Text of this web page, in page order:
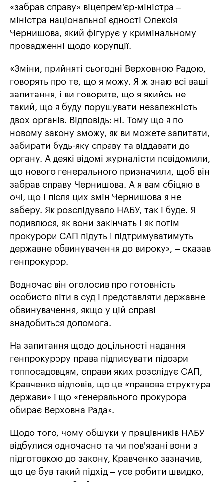
«забрав справу» віцепрем'єр-міністра –
міністра національної єдності Олексія
Чернишова, який фігурує у кримінальному
провадженні щодо корупції.
«Зміни, прийняті сьогодні Верховною Радою,
говорять про те, що я можу. Я ж знаю всі ваші
запитання, і ви говорите, що я якийсь не
такий, що я буду порушувати незалежність
двох органів. Відповідь: ні. Тому що я по
новому закону зможу, як ви можете запитати,
забирати будь-яку справу та віддавати до
органу. А деякі відомі журналісти повідомили,
що нового генерального призначили, щоб він
забрав справу Чернишова. А я вам обіцяю в
очі, що і після цих змін Чернишова я не
заберу. Як розслідувало НАБУ, так і буде. Я
подивлюся, як вони закінчать і як потім
прокурори САП підуть і підтримуватимуть
державне обвинувачення до вироку», – сказав
генпрокурор.
Водночас він оголосив про готовність
особисто піти в суд і представляти державне
обвинувачення, якщо у цій справі
знадобиться допомога.
На запитання щодо доцільності надання
генпрокурору права підписувати підозри
топпосадовцям, справи яких розслідує САП,
Кравченко відповів, що це «правова структура
держави» і що «генерального прокурора
обирає Верховна Рада».
Щодо того, чому обшуки у працівників НАБУ
відбулися одночасно та чи пов'язані вони з
підготовкою до закону, Кравченко зазначив,
що це був такий підхід – усе робити швидко,